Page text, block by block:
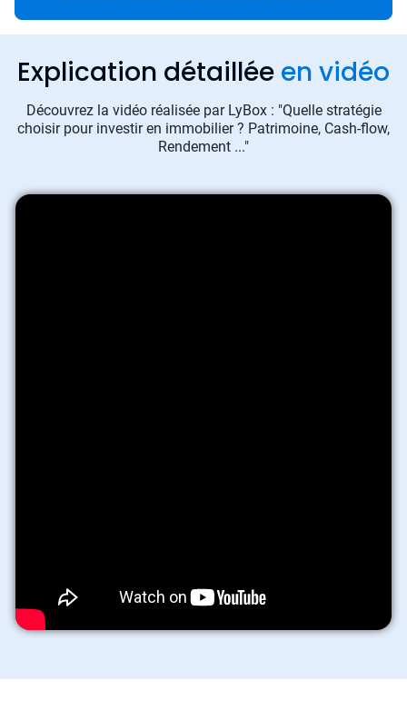
Explication détaillée en vidéo
Découvrez la vidéo réalisée par LyBox : "Quelle stratégie
choisir pour investir en immobilier ? Patrimoine, Cash-flow,
Rendement ..."